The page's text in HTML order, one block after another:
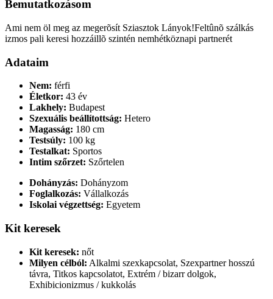
Bemutatkozásom
Ami nem öl meg az megerõsít Sziasztok Lányok!Feltûnõ szálkás
izmos pali keresi hozzáillõ szintén nemhétköznapi partnerét
Adataim
Nem: férfi
Életkor: 43 év
Lakhely: Budapest
Szexuális beállítottság: Hetero
Magasság: 180 cm
Testsúly: 100 kg
Testalkat: Sportos
Intim szőrzet: Szőrtelen
Dohányzás: Dohányzom
Foglalkozás: Vállalkozás
Iskolai végzettség: Egyetem
Kit keresek
Kit keresek: nőt
Milyen célból: Alkalmi szexkapcsolat, Szexpartner hosszú
távra, Titkos kapcsolatot, Extrém / bizarr dolgok,
Exhibicionizmus / kukkolás